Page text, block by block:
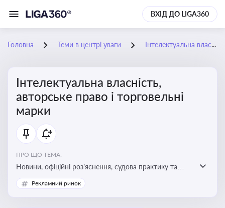
ВХІД ДО LIGA360
Головна Теми в центрі уваги Інтелектуальна власність, авторське право і торговельні марки
Інтелектуальна власність,
авторське право і торговельні
марки
ПРО ЩО ТЕМА:
Новини, офіційні роз’яснення, судова практику та
експертні матеріали, що стосуються авторського
права, реєстрації та захисту торговельних марок,
Рекламний ринок